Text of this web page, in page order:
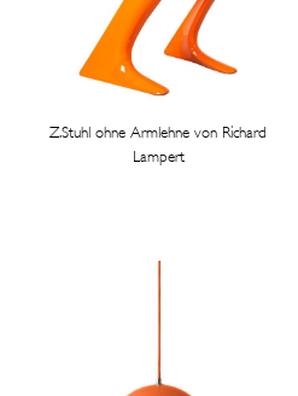
Z.Stuhl ohne Armlehne von Richard
Lampert